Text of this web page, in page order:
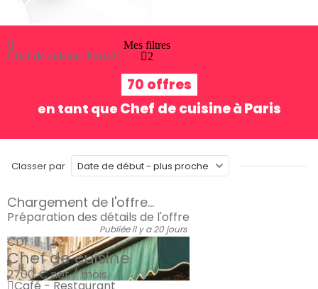
Chef de cuisine, Paris2
Mes filtres
2
70 offres
en tant que Chef de cuisineà Paris
Classer par
Chargement de l'offre...
Préparation des détails de l'offre
Publiée il y a 20 jours
CDI
Chef de cuisine
2700 €net / mois